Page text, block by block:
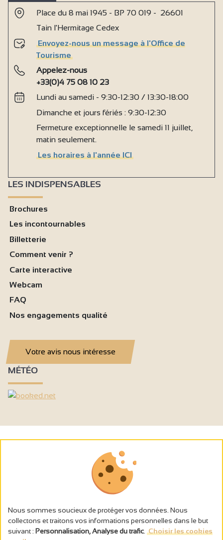
Place du 8 mai 1945 - BP 70 019 - 26601
Tain l'Hermitage Cedex
Envoyez-nous un message à l'Office de
Tourisme
Appelez-nous
+33(0)4 75 08 10 23
Lundi au samedi - 9:30-12:30 / 13:30-18:00
Dimanche et jours fériés : 9:30-12:30
Fermeture exceptionnelle le samedi 11 juillet,
matin seulement.
Les horaires à l'année ICI
LES INDISPENSABLES
Brochures
Les incontournables
Billetterie
Comment venir ?
Carte interactive
Webcam
FAQ
Nos engagements qualité
Votre avis nous intéresse
MÉTÉO
Nous sommes soucieux de protéger vos données. Nous
collectons et traitons vos informations personnelles dans le but
suivant : Personnalisation, Analyse du trafic Choisir les cookies